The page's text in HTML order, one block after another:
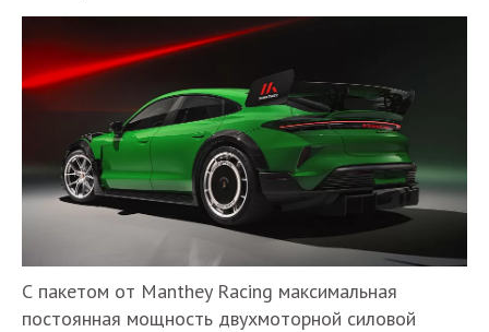
С пакетом от Manthey Racing максимальная
постоянная мощность двухмоторной силовой